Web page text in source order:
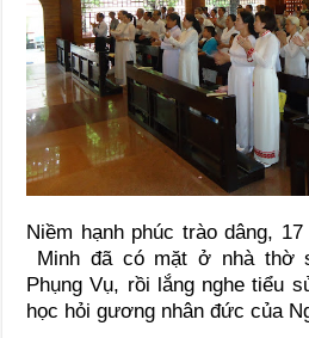
Niềm hạnh phúc trào dâng,
Minh đã có mặt ở nhà thờ
Phụng Vụ, rồi lắng nghe tiểu
học hỏi gương nhân đức của